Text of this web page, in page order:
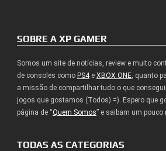
SOBRE A XP GAMER
Somos um site de notícias, review e muito
de consoles como PS4e XBOX ONE, quanto
a missão de compartilhar tudo o que
jogos que gostamos (Todos) =). Espero que
página de “Quem Somos” e saibam um pouco
TODAS AS CATEGORIAS